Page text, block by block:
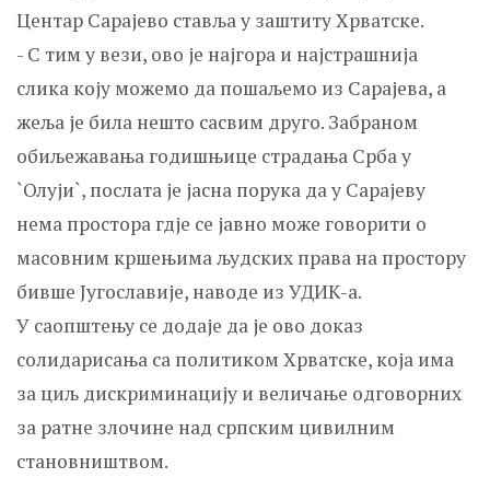
Центар Сарајево ставља у заштиту Хрватске.
- С тим у вези, ово је најгора и најстрашнија
слика коју можемо да пошаљемо из Сарајева, а
жеља је била нешто сасвим друго. Забраном
обиљежавања годишњице страдања Срба у
`Олуји`, послата је јасна порука да у Сарајеву
нема простора гдје се јавно може говорити о
масовним кршењима људских права на простору
бивше Југославије, наводе из УДИК-а.
У саопштењу се додаје да је ово доказ
солидарисања са политиком Хрватске, која има
за циљ дискриминацију и величање одговорних
за ратне злочине над српским цивилним
становништвом.